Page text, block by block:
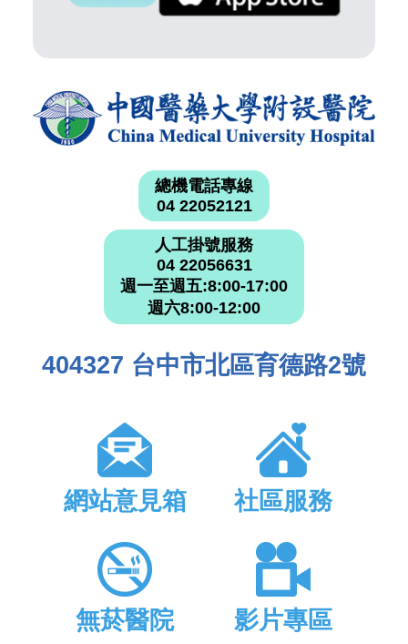
總機電話專線
04 22052121
人工掛號服務
04 22056631
週一至週五:8:00-17:00
週六8:00-12:00
404327 台中市北區育德路2號
網站意見箱 社區服務
無菸醫院 影片專區